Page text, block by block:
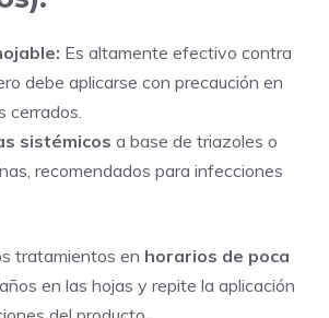
Es altamente efectivo contra
debe aplicarse con precaución en
cerrados.
sistémicos a base de triazoles o
recomendados para infecciones
tratamientos en horarios de poca
en las hojas y repite la aplicación